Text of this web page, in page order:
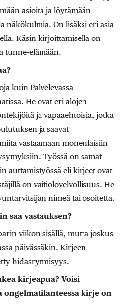
asioita ja löytämään
näkökulmia. On lisäksi eri asia
Käsin kirjoittamisella on
tunne-elämään.
kuin Palvelevassa
He ovat eri alojen
ja vapaaehtoisia, jotka
ja saavat
vastaamaan monenlaisiin
Työssä on samat
auttamistyössä eli kirjeet ovat
on vaitiolovelvollisuus. He
nimeä tai osoitetta.
saa vastauksen?
viikon sisällä, mutta joskus
päivässäkin. Kirjeen
hidasrytmisyys.
kirjeapua? Voisi
ongelmatilanteessa kirje on